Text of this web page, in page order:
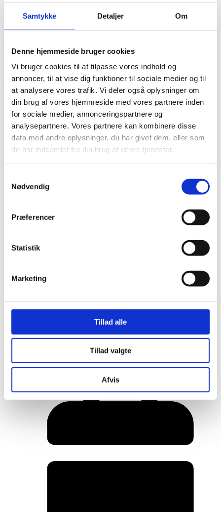
Samtykke Detaljer Om
Denne hjemmeside bruger cookies
Vi bruger cookies til at tilpasse vores indhold og
annoncer, til at vise dig funktioner til sociale medier og til
at analysere vores trafik. Vi deler også oplysninger om
din brug af vores hjemmeside med vores partnere inden
for sociale medier, annonceringspartnere og
analysepartnere. Vores partnere kan kombinere disse
data med andre oplysninger, du har givet dem, eller som
de har indsamlet fra din brug af deres tjenester.
Nødvendig
Præferencer
Statistik
Marketing
Tillad alle
Tillad valgte
Afvis
annonce
RAINBOW BUSINESS DENMARK
Rainbow Awards